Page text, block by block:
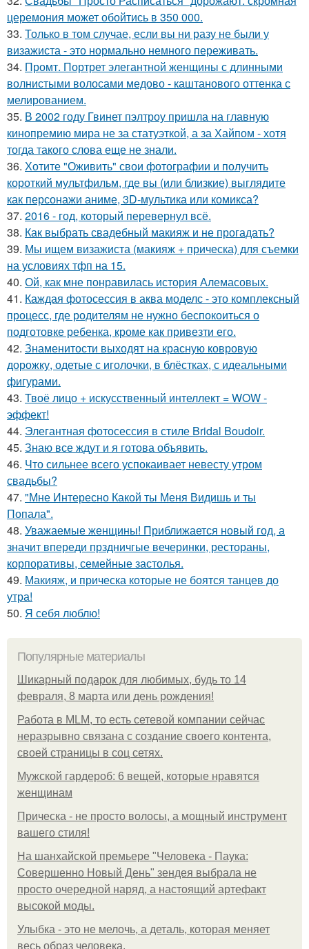
церемония может обойтись в 350 000.
33. Только в том случае, если вы ни разу не были у
визажиста - это нормально немного переживать.
34. Промт. Портрет элегантной женщины с длинными
волнистыми волосами медово - каштанового оттенка с
мелированием.
35. В 2002 году Гвинет пэлтроу пришла на главную
кинопремию мира не за статуэткой, а за Хайпом - хотя
тогда такого слова еще не знали.
36. Хотите "Оживить" свои фотографии и получить
короткий мультфильм, где вы (или близкие) выглядите
как персонажи аниме, 3D-мультика или комикса?
37. 2016 - год, который перевернул всё.
38. Как выбрать свадебный макияж и не прогадать?
39. Мы ищем визажиста (макияж + прическа) для съемки
на условиях тфп на 15.
40. Ой, как мне понравилась история Алемасовых.
41. Каждая фотосессия в аква моделс - это комплексный
процесс, где родителям не нужно беспокоиться о
подготовке ребенка, кроме как привезти его.
42. Знаменитости выходят на красную ковровую
дорожку, одетые с иголочки, в блёстках, с идеальными
фигурами.
43. Твоё лицо + искусственный интеллект = WOW -
эффект!
44. Элегантная фотосессия в стиле Bridal Boudoir.
45. Знаю все ждут и я готова объявить.
46. Что сильнее всего успокаивает невесту утром
свадьбы?
47. "Мне Интересно Какой ты Меня Видишь и ты
Попала".
48. Уважаемые женщины! Приближается новый год, а
значит впереди прздничгые вечеринки, рестораны,
корпоративы, семейные застолья.
49. Макияж, и прическа которые не боятся танцев до
утра!
50. Я себя люблю!
Популярные материалы
Шикарный подарок для любимых, будь то 14
февраля, 8 марта или день рождения!
Работа в MLM, то есть сетевой компании сейчас
неразрывно связана с создание своего контента,
своей страницы в соц сетях.
Мужской гардероб: 6 вещей, которые нравятся
женщинам
Прическа - не просто волосы, а мощный инструмент
вашего стиля!
На шанхайской премьере "Человека - Паука:
Совершенно Новый День" зендея выбрала не
просто очередной наряд, а настоящий артефакт
высокой моды.
Улыбка - это не мелочь, а деталь, которая меняет
весь образ человека.